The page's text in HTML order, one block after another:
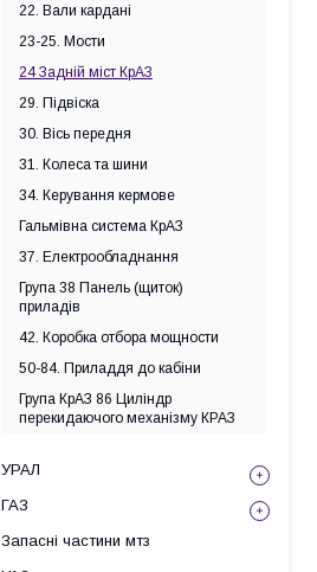
22. Вали кардані
23-25. Мости
24 Задній міст КрАЗ
29. Підвіска
30. Вісь передня
31. Колеса та шини
34. Керування кермове
Гальмівна система КрАЗ
37. Електрообладнання
Група 38 Панель (щиток)
приладів
42. Коробка отбора мощности
50-84. Приладдя до кабіни
Група КрАЗ 86 Циліндр
перекидаючого механізму КРАЗ
УРАЛ
ГАЗ
Запасні частини мтз